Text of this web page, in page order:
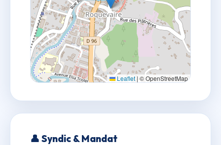
Leaflet | © OpenStreetMap
👤 Syndic & Mandat